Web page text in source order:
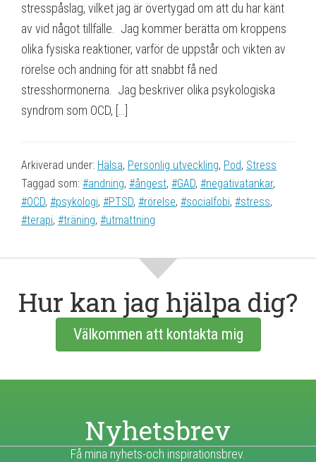
stresspåslag, vilket jag är övertygad om att du har känt
av vid något tillfälle. Jag kommer berätta om kroppens
olika fysiska reaktioner, varför de uppstår och vikten av
rörelse och andning för att snabbt få ned
stresshormonerna. Jag beskriver olika psykologiska
syndrom som OCD, […]
Arkiverad under: Hälsa, Personlig utveckling, Pod, Stress
Taggad som: #andning, #ångest, #GAD, #negativatankar,
#OCD, #psykologi, #PTSD, #rörelse, #socialfobi, #stress,
#terapi, #träning, #utmattning
Hur kan jag hjälpa dig?
Välkommen att kontakta mig
Nyhetsbrev
Få mina nyhets-och inspirationsbrev.